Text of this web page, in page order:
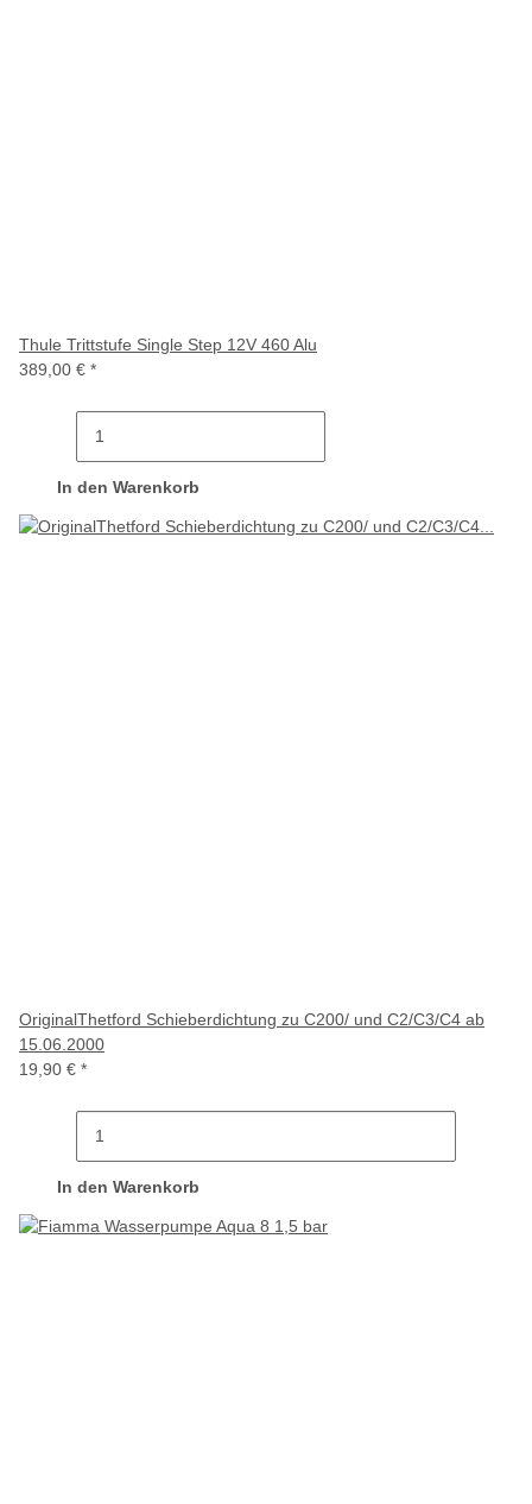
Thule Trittstufe Single Step 12V 460 Alu
389,00 € *
In den Warenkorb
OriginalThetford Schieberdichtung zu C200/ und C2/C3/C4 ab
15.06.2000
19,90 € *
In den Warenkorb